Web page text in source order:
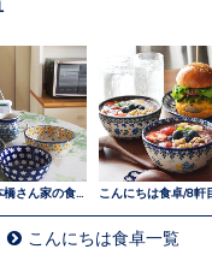
こんにちは食卓一覧